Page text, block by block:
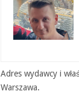
Adres wydawcy i
Warszawa.